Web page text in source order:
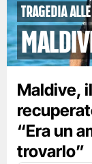
tragedia alle
Maldive,
“Era un
trovarlo”